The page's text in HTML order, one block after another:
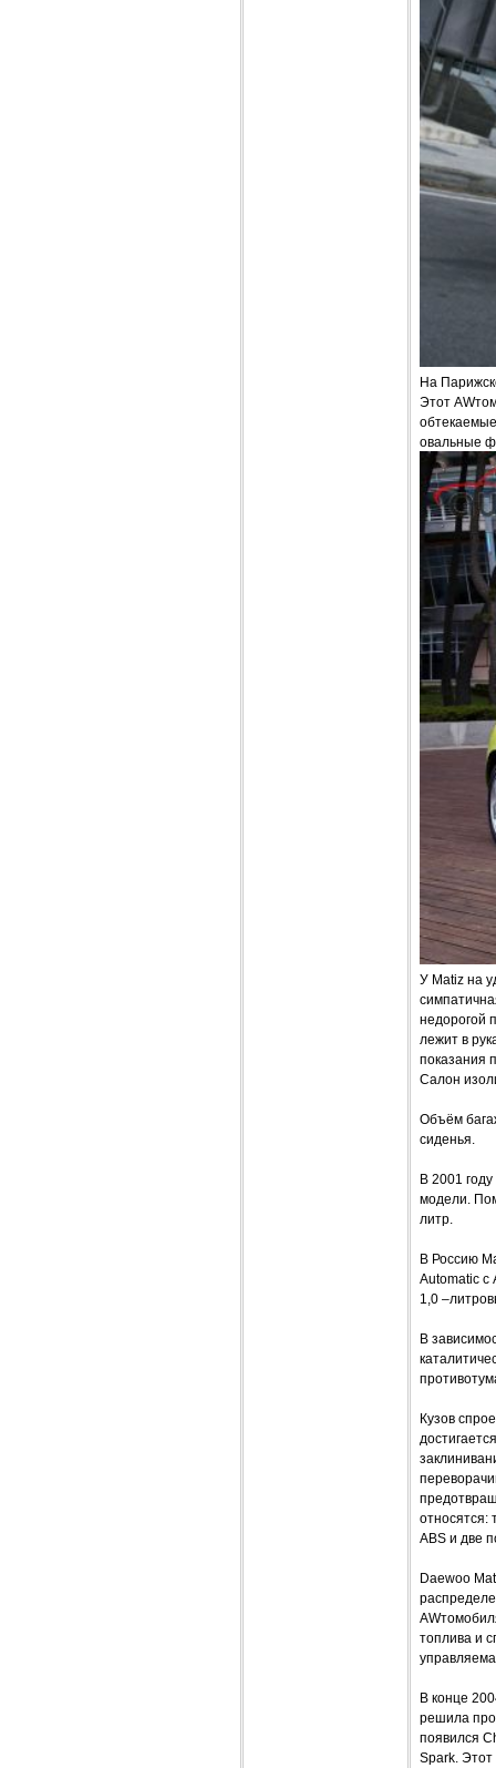
На
Этот
овальные
У Matiz на
недорогой
лежит в
показания
Салон
Объём
сиденья.
В 2001
модели.
литр.
В Россию
Automatic с
1,0
В
Кузов
ABS и две
Daewoo
топлива и
В конце
решила
появился
Spark.